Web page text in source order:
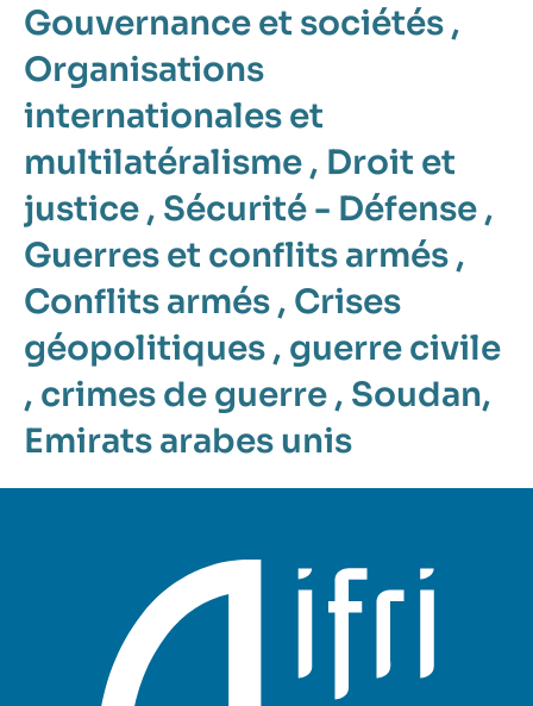
Gouvernance et sociétés ,
Organisations
internationales et
multilatéralisme , Droit et
justice , Sécurité - Défense ,
Guerres et conflits armés ,
Conflits armés , Crises
géopolitiques , guerre civile
, crimes de guerre , Soudan,
Emirats arabes unis